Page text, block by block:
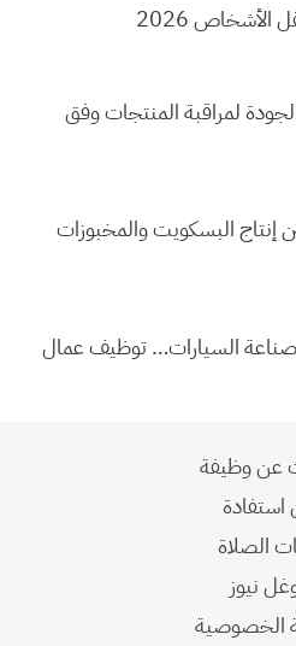
2026
لمراقبة المنتجات وفق
البسكويت والمخبوزات
السيارات… توظيف عمال
عن وظيفة
الصلاة
نيوز
الخصوصية